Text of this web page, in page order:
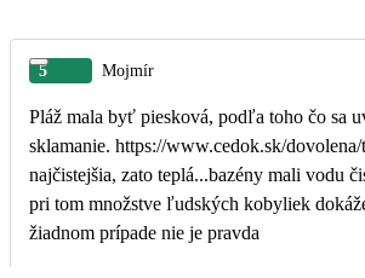
5 Mojmír
Pláž mala byť piesková, podľa toho čo sa uvádzalo na
sklamanie. https://www.cedok.sk/dovolena/turecko/turecka-riviera-lara/hotel-limak-lara-de-luxe-resort,AYT2LLA/ Voda nebola
najčistejšia, zato teplá...bazény mali vodu čistejšiu, ale nie bezchybnú... Služby
pri tom množstve ľudských kobyliek dokážem akceptovať. Celkovo som za tú cenu čakal trošku
žiadnom prípade nie je pravda